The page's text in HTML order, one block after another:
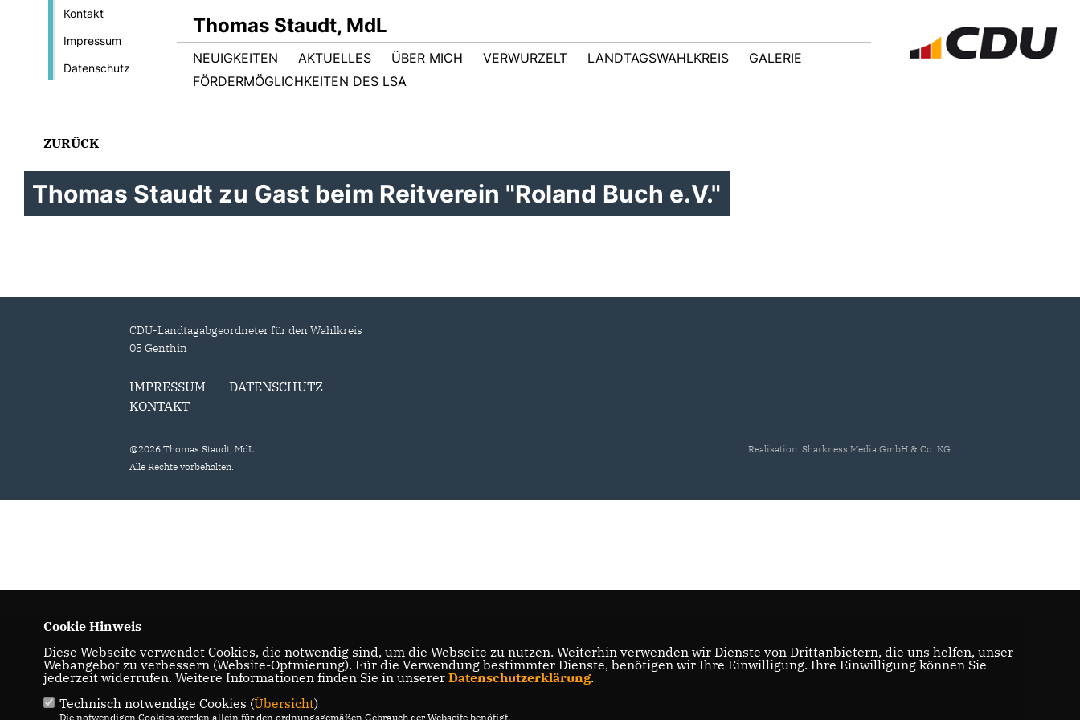
Kontakt
Impressum
Datenschutz
Thomas Staudt, MdL
NEUIGKEITEN AKTUELLES ÜBER MICH VERWURZELT LANDTAGSWAHLKREIS
GALERIE
FÖRDERMÖGLICHKEITEN DES LSA
ZURÜCK
Thomas Staudt zu Gast beim Reitverein "Roland Buch e.V."
CDU-Landtagabgeordneter für den Wahlkreis
05 Genthin
IMPRESSUM
DATENSCHUTZ
KONTAKT
@2026 Thomas Staudt, MdL
Alle Rechte vorbehalten.
Realisation: Sharkness Media GmbH & Co. KG
Cookie Hinweis
Diese Webseite verwendet Cookies, die notwendig sind, um die Webseite zu nutzen. Weiterhin verwenden wir Dienste von Drittanbietern, die uns helfen, unser
Webangebot zu verbessern (Website-Optmierung). Für die Verwendung bestimmter Dienste, benötigen wir Ihre Einwilligung. Ihre Einwilligung können Sie
jederzeit widerrufen. Weitere Informationen finden Sie in unserer Datenschutzerklärung.
Technisch notwendige Cookies (Übersicht)
Die notwendigen Cookies werden allein für den ordnungsgemäßen Gebrauch der Webseite benötigt.